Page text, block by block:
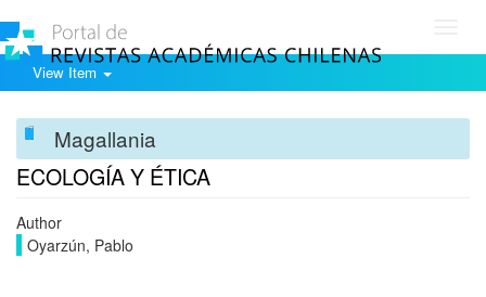
View Item
Magallania
ECOLOGÍA Y ÉTICA
Author
Oyarzún, Pablo